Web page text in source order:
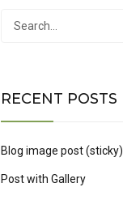
RECENT POSTS
Blog image post (sticky)
Post with Gallery